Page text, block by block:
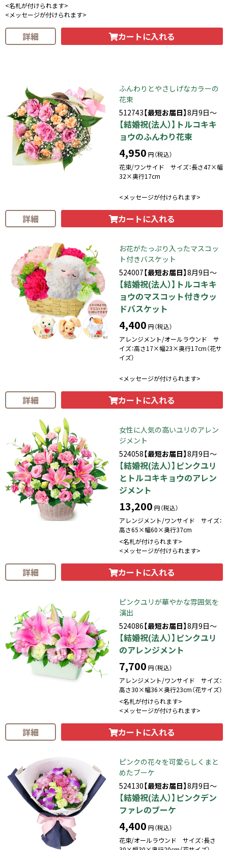
<名札が付けられます>
<メッセージが付けられます>
詳細 カートに入れる
ふんわりとやさしげなカラーの
花束
512743【最短お届日】8月9日～
【結婚祝(法人）】トルコキキ
ョウのふんわり花束
4,950 円（税込）
花束/ワンサイド サイズ：長さ47×幅
32×奥行17cm
<メッセージが付けられます>
詳細 カートに入れる
お花がたっぷり入ったマスコッ
ト付きバスケット
524007【最短お届日】8月9日～
【結婚祝(法人）】トルコキキ
ョウのマスコット付きウッ
ドバスケット
4,400 円（税込）
アレンジメント/オールラウンド サ
イズ：高さ17×幅23×奥行17cm（花サ
イズ）
<メッセージが付けられます>
詳細 カートに入れる
女性に人気の高いユリのアレン
ジメント
524058【最短お届日】8月9日～
【結婚祝(法人）】ピンクユリ
とトルコキキョウのアレン
ジメント
13,200 円（税込）
アレンジメント/ワンサイド サイズ：
高さ65×幅60×奥行37cm
<名札が付けられます>
<メッセージが付けられます>
詳細 カートに入れる
ピンクユリが華やかな雰囲気を
演出
524086【最短お届日】8月9日～
【結婚祝(法人）】ピンクユリ
のアレンジメント
7,700 円（税込）
アレンジメント/ワンサイド サイズ：
高さ30×幅36×奥行23cm（花サイズ）
<名札が付けられます>
<メッセージが付けられます>
詳細 カートに入れる
ピンクの花々を可愛らしくまと
めたブーケ
524130【最短お届日】8月9日～
【結婚祝(法人）】ピンクデン
ファレのブーケ
4,400 円（税込）
花束/オールラウンド サイズ：長さ